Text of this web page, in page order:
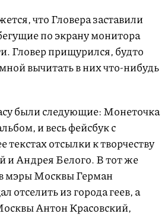
что Гловера заставили
по экрану монитора
Гловер прищурился, будто
вычитать в них что-нибудь
были следующие: Монеточка
и весь фейсбук с
текстах отсылки к творчеству
и Андрея Белого. В тот же
мэры Москвы Герман
отселить из города геев, а
Антон Красовский,